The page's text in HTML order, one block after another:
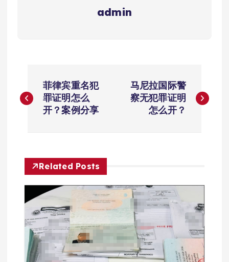
admin
章
航
菲律宾重名犯
罪证明怎么
开？案例分享
马尼拉国际警
察无犯罪证明
怎么开？
Related Posts